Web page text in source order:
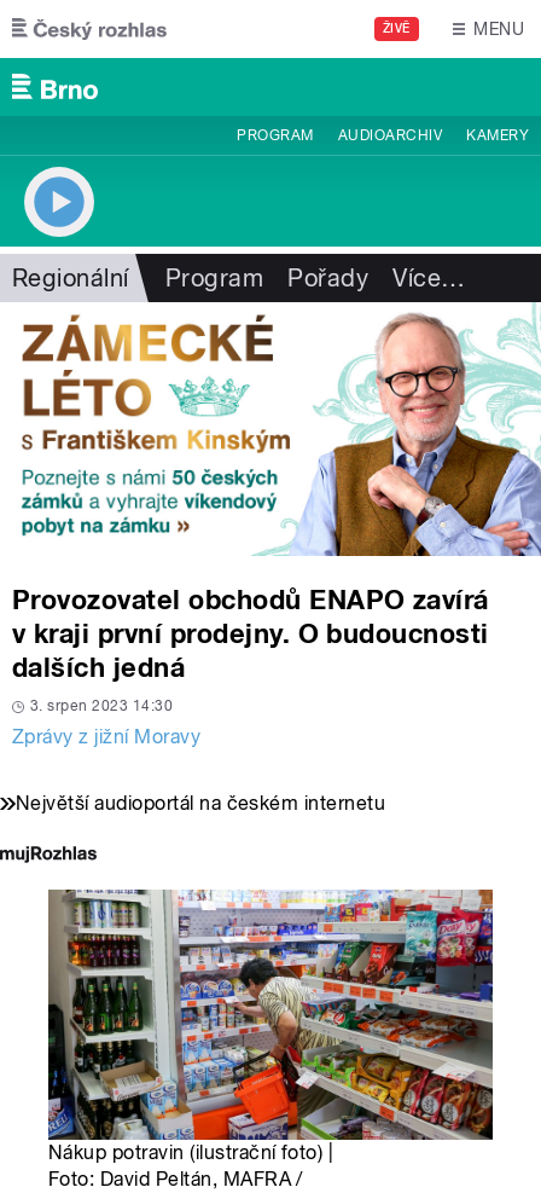
Přejít k hlavnímu obsahu
ŽIVĚ MENU
PROGRAM AUDIOARCHIV KAMERY
Regionální Program Pořady Více…
Provozovatel obchodů ENAPO zavírá
v kraji první prodejny. O budoucnosti
dalších jedná
3. srpen 2023 14:30
Zprávy z jižní Moravy
Největší audioportál na českém internetu
Nákup potravin (ilustrační foto) |
Foto: David Peltán, MAFRA /